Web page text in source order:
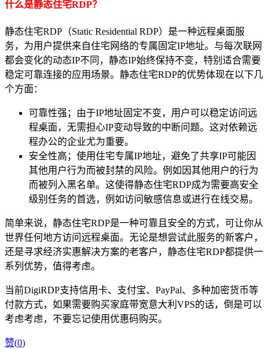
什么是静态住宅RDP？
静态住宅RDP（Static Residential RDP）是一种远程桌面服
务，为用户提供来自住宅网络的专属固定IP地址。与每次联网
都会变化的动态IP不同，静态IP始终保持不变，特别适合需要
稳定可靠连接的应用场景。静态住宅RDP的优势体现在以下几
个方面：
可靠性强；由于IP地址固定不变，用户可以稳定访问远
程桌面，无需担心IP变动导致的中断问题。这对依赖远
程办公的企业尤为重要。
安全性高；使用住宅专属IP地址，避免了共享IP可能因
其他用户行为而被封禁的风险。例如因其他用户的行为
而被列入黑名单。这使得静态住宅RDP成为需要高安全
级别任务的首选，例如访问敏感信息或进行在线交易。
简单来说，静态住宅RDP是一种可靠且安全的方式，可让你从
世界任何地方访问远程桌面。无论是想尝试此服务的新客户，
还是寻求经济实惠解决方案的老客户，静态住宅RDP都提供一
系列优势，值得考虑。
当前DigiRDP支持信用卡、支付宝、PayPal、多种加密货币等
付款方式，如果需要购买家庭带宽意大利VPS的话，倒是可以
考虑考虑，不要忘记使用优惠码购买。
赞(0)